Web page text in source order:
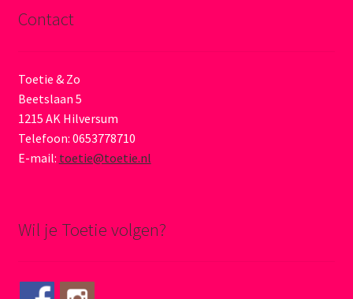
Contact
Toetie & Zo
Beetslaan 5
1215 AK Hilversum
Telefoon: 0653778710
E-mail: toetie@toetie.nl
Wil je Toetie volgen?